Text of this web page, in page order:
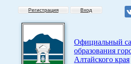
Регистрация Вход
Официальный
образования
Алтайского края